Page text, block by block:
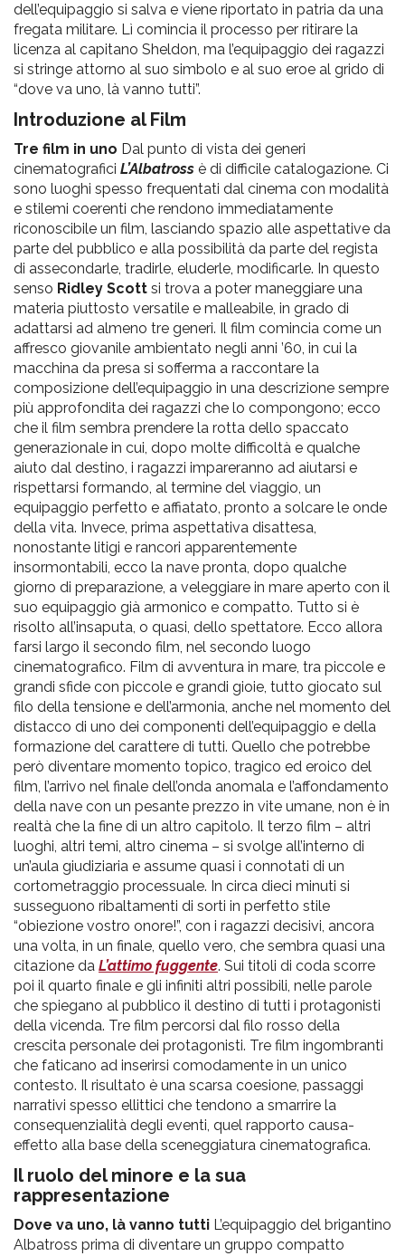
dell’equipaggio si salva e viene riportato in patria da una
fregata militare. Lì comincia il processo per ritirare la
licenza al capitano Sheldon, ma l’equipaggio dei ragazzi
si stringe attorno al suo simbolo e al suo eroe al grido di
“dove va uno, là vanno tutti”.
Introduzione al Film
Tre film in uno Dal punto di vista dei generi
cinematografici L’Albatross è di difficile catalogazione. Ci
sono luoghi spesso frequentati dal cinema con modalità
e stilemi coerenti che rendono immediatamente
riconoscibile un film, lasciando spazio alle aspettative da
parte del pubblico e alla possibilità da parte del regista
di assecondarle, tradirle, eluderle, modificarle. In questo
senso Ridley Scott si trova a poter maneggiare una
materia piuttosto versatile e malleabile, in grado di
adattarsi ad almeno tre generi. Il film comincia come un
affresco giovanile ambientato negli anni ’60, in cui la
macchina da presa si sofferma a raccontare la
composizione dell’equipaggio in una descrizione sempre
più approfondita dei ragazzi che lo compongono; ecco
che il film sembra prendere la rotta dello spaccato
generazionale in cui, dopo molte difficoltà e qualche
aiuto dal destino, i ragazzi impareranno ad aiutarsi e
rispettarsi formando, al termine del viaggio, un
equipaggio perfetto e affiatato, pronto a solcare le onde
della vita. Invece, prima aspettativa disattesa,
nonostante litigi e rancori apparentemente
insormontabili, ecco la nave pronta, dopo qualche
giorno di preparazione, a veleggiare in mare aperto con il
suo equipaggio già armonico e compatto. Tutto si è
risolto all’insaputa, o quasi, dello spettatore. Ecco allora
farsi largo il secondo film, nel secondo luogo
cinematografico. Film di avventura in mare, tra piccole e
grandi sfide con piccole e grandi gioie, tutto giocato sul
filo della tensione e dell’armonia, anche nel momento del
distacco di uno dei componenti dell’equipaggio e della
formazione del carattere di tutti. Quello che potrebbe
però diventare momento topico, tragico ed eroico del
film, l’arrivo nel finale dell’onda anomala e l’affondamento
della nave con un pesante prezzo in vite umane, non è in
realtà che la fine di un altro capitolo. Il terzo film – altri
luoghi, altri temi, altro cinema – si svolge all’interno di
un’aula giudiziaria e assume quasi i connotati di un
cortometraggio processuale. In circa dieci minuti si
susseguono ribaltamenti di sorti in perfetto stile
“obiezione vostro onore!”, con i ragazzi decisivi, ancora
una volta, in un finale, quello vero, che sembra quasi una
citazione da L’attimo fuggente. Sui titoli di coda scorre
poi il quarto finale e gli infiniti altri possibili, nelle parole
che spiegano al pubblico il destino di tutti i protagonisti
della vicenda. Tre film percorsi dal filo rosso della
crescita personale dei protagonisti. Tre film ingombranti
che faticano ad inserirsi comodamente in un unico
contesto. Il risultato è una scarsa coesione, passaggi
narrativi spesso ellittici che tendono a smarrire la
consequenzialità degli eventi, quel rapporto causa-
effetto alla base della sceneggiatura cinematografica.
Il ruolo del minore e la sua
rappresentazione
Dove va uno, là vanno tutti L’equipaggio del brigantino
Albatross prima di diventare un gruppo compatto